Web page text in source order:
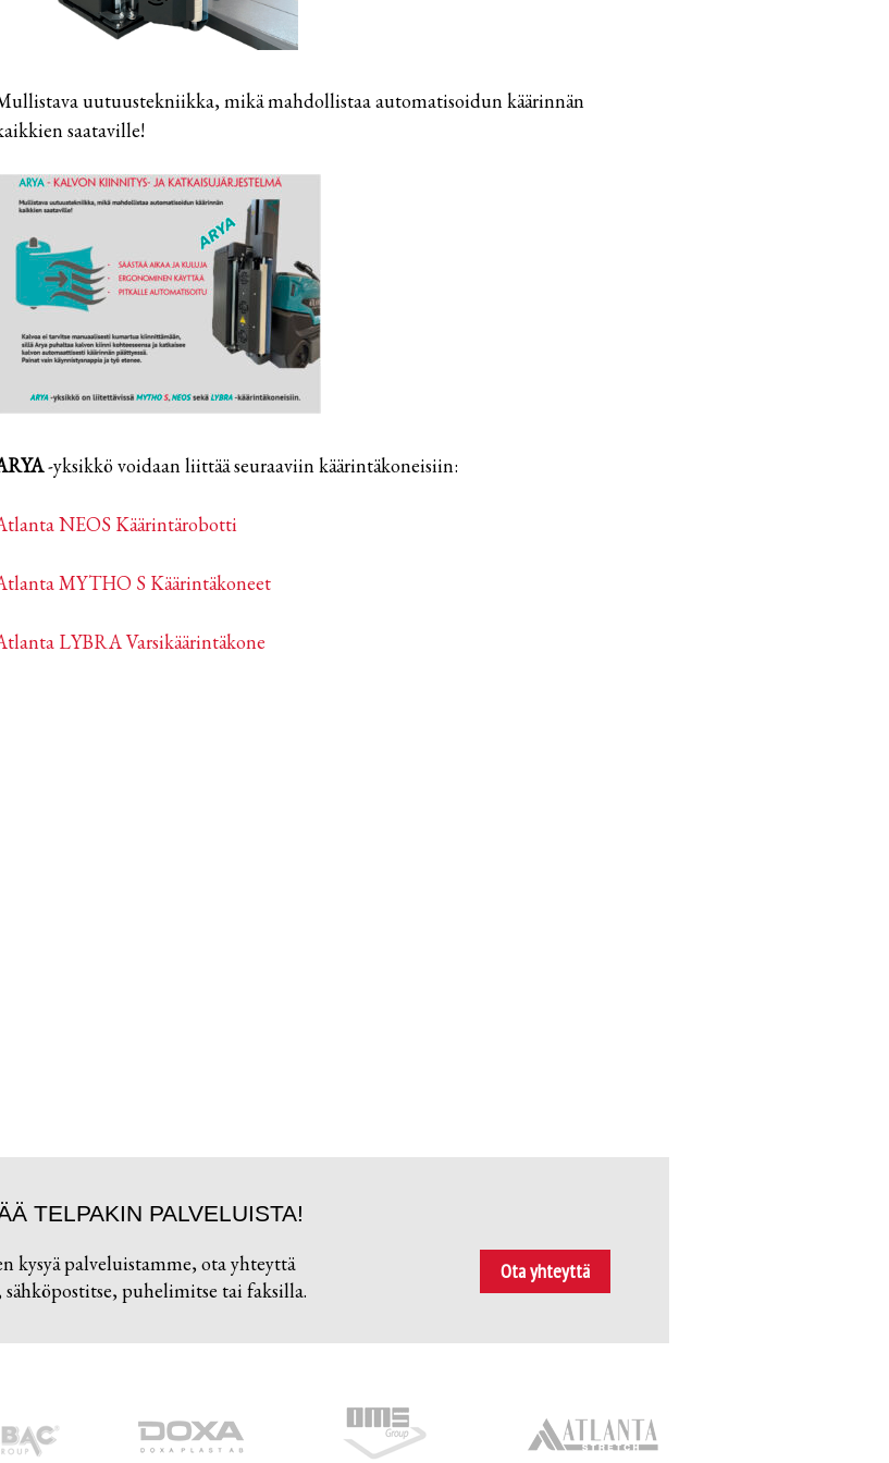
uutuustekniikka, mikä mahdollistaa automatisoidun käärinnän
saataville!
-yksikkö voidaan liittää seuraaviin käärintäkoneisiin:
NEOS Käärintärobotti
MYTHO S Käärintäkoneet
LYBRA Varsikäärintäkone
TELPAKIN PALVELUISTA!
kysyä palveluistamme, ota yhteyttä
puhelimitse tai faksilla.
Ota yhteyttä